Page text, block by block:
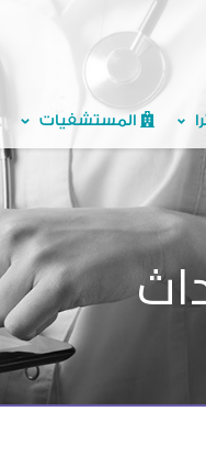
المستشفيات